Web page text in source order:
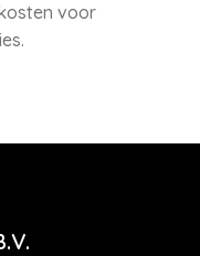
voor